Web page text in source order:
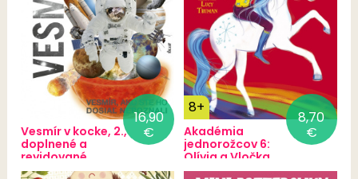
16,90
€
Vesmír v kocke, 2.,
doplnené a
revidované
vydanie
8+
8,70
€
Akadémia
jednorožcov 6:
Olívia a Vločka